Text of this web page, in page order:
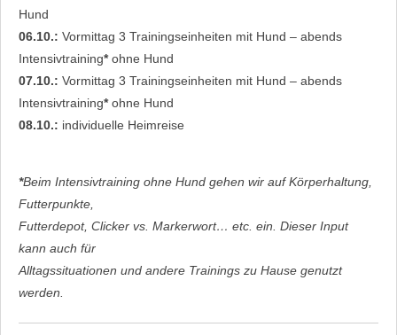
Hund
06.10.: Vormittag 3 Trainingseinheiten mit Hund – abends
Intensivtraining* ohne Hund
07.10.: Vormittag 3 Trainingseinheiten mit Hund – abends
Intensivtraining* ohne Hund
08.10.: individuelle Heimreise
*Beim Intensivtraining ohne Hund gehen wir auf Körperhaltung,
Futterpunkte,
Futterdepot, Clicker vs. Markerwort… etc. ein. Dieser Input
kann auch für
Alltagssituationen und andere Trainings zu Hause genutzt
werden.